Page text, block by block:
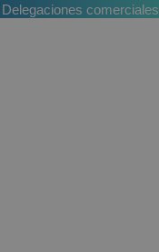
Delegaciones comerciales